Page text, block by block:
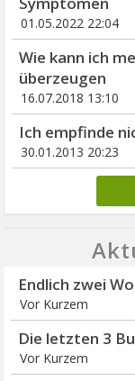
01.05.2022 22:04
Wie kann ich
überzeugen
16.07.2018 13:10
Ich empfinde
30.01.2013 20:23
Endlich zwei
Vor Kurzem
Die letzten 3
Vor Kurzem